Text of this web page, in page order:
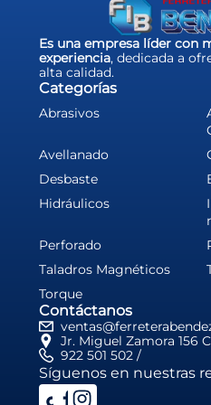
Es una empresa líder con
experiencia, dedicada a
alta calidad.
Categorías
Abrasivos
Avellanado
Desbaste
Hidráulicos
Perforado
Taladros Magnéticos
Torque
Contáctanos
922 501 502 /
Jr. Miguel Zamora 156
Síguenos en nuestras